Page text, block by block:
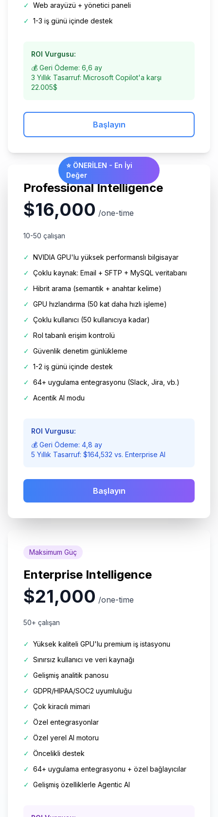
✓ Web arayüzü + yönetici paneli
✓ 1-3 iş günü içinde destek
ROI Vurgusu:
💰 Geri Ödeme: 6,6 ay
3 Yıllık Tasarruf: Microsoft Copilot'a karşı
22.005$
Başlayın
⭐ ÖNERİLEN - En İyi
Değer
Professional Intelligence
$16,000 /one-time
10-50 çalışan
✓ NVIDIA GPU'lu yüksek performanslı bilgisayar
✓ Çoklu kaynak: Email + SFTP + MySQL veritabanı
✓ Hibrit arama (semantik + anahtar kelime)
✓ GPU hızlandırma (50 kat daha hızlı işleme)
✓ Çoklu kullanıcı (50 kullanıcıya kadar)
✓ Rol tabanlı erişim kontrolü
✓ Güvenlik denetim günlükleme
✓ 1-2 iş günü içinde destek
✓ 64+ uygulama entegrasyonu (Slack, Jira, vb.)
✓ Acentik AI modu
ROI Vurgusu:
💰 Geri Ödeme: 4,8 ay
5 Yıllık Tasarruf: $164,532 vs. Enterprise AI
Başlayın
Maksimum Güç
Enterprise Intelligence
$21,000 /one-time
50+ çalışan
✓ Yüksek kaliteli GPU'lu premium iş istasyonu
✓ Sınırsız kullanıcı ve veri kaynağı
✓ Gelişmiş analitik panosu
✓ GDPR/HIPAA/SOC2 uyumluluğu
✓ Çok kiracılı mimari
✓ Özel entegrasyonlar
✓ Özel yerel AI motoru
✓ Öncelikli destek
✓ 64+ uygulama entegrasyonu + özel bağlayıcılar
✓ Gelişmiş özelliklerle Agentic AI